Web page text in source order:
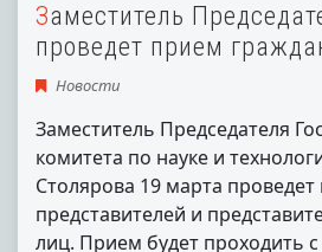
Заместитель Председателя ГКНТ
проведет прием
Новости
Заместитель Председателя
комитета по науке и
Столярова 19 марта
представителей и
лиц. Прием будет проходить с